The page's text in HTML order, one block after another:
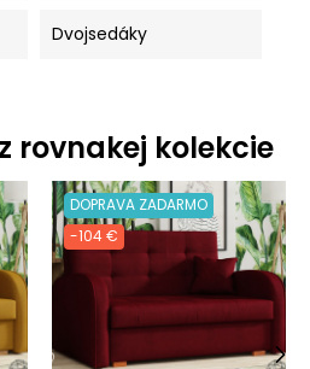
Dvojsedáky
rovnakej kolekcie
DOPRAVA ZADARMO
-104 €